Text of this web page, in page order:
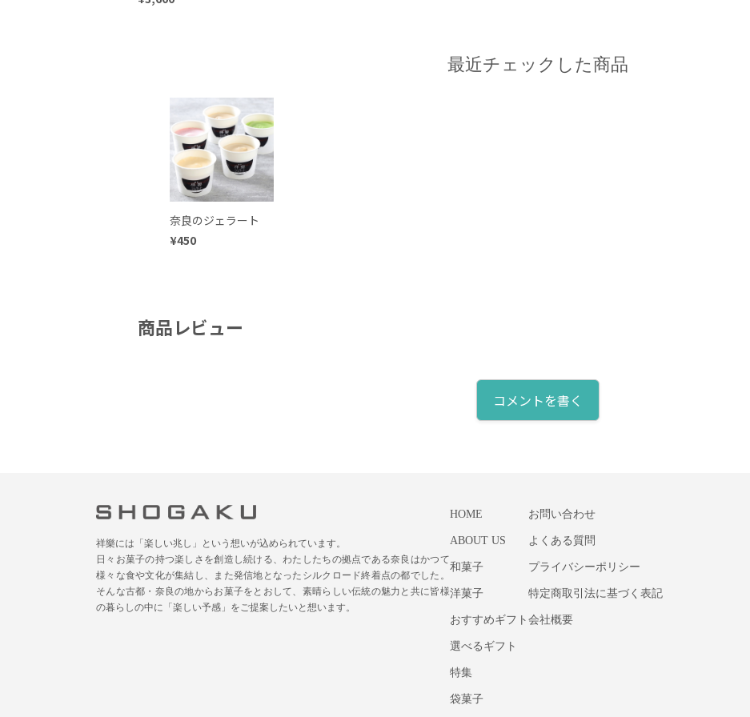
最近チェックした商品
奈良のジェラート
¥450
商品レビュー
コメントを書く
祥樂には「楽しい兆し」という想いが込められています。
日々お菓子の持つ楽しさを創造し続ける、わたしたちの拠点である奈良はかつて
様々な食や文化が集結し、また発信地となったシルクロード終着点の都でした。
そんな古都・奈良の地からお菓子をとおして、素晴らしい伝統の魅力と共に皆様
の暮らしの中に「楽しい予感」をご提案したいと想います。
HOME
ABOUT US
和菓子
洋菓子
おすすめギフト
選べるギフト
特集
袋菓子
お問い合わせ
よくある質問
プライバシーポリシー
特定商取引法に基づく表記
会社概要